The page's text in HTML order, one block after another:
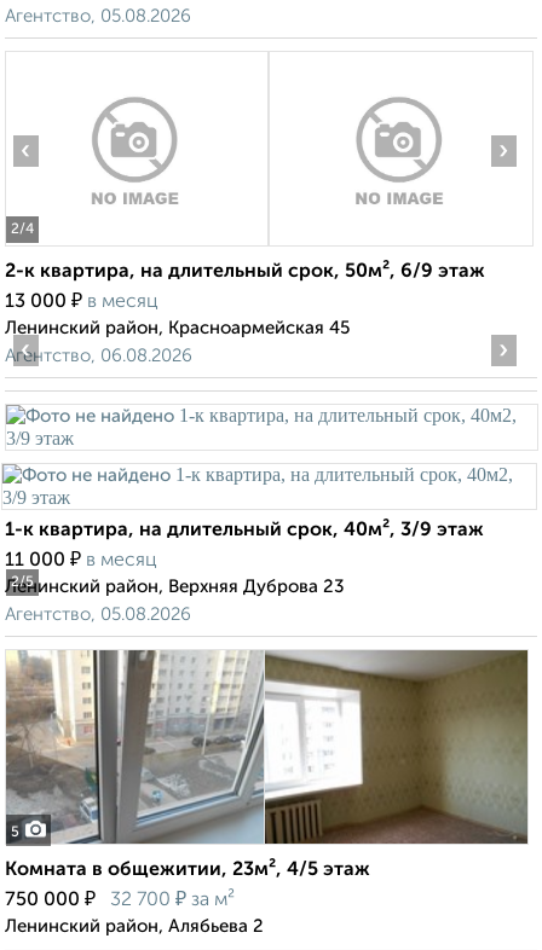
Агентство, 05.08.2026
2/4
‹ ›
2-к квартира, на длительный срок, 50м², 6/9 этаж
13 000 ₽ в месяц
Ленинский район, Красноармейская 45
Агентство, 06.08.2026
2/5
‹ ›
1-к квартира, на длительный срок, 40м², 3/9 этаж
11 000 ₽ в месяц
Ленинский район, Верхняя Дуброва 23
Агентство, 05.08.2026
5
Комната в общежитии, 23м², 4/5 этаж
750 000 ₽ 32 700 ₽ за м²
Ленинский район, Алябьева 2